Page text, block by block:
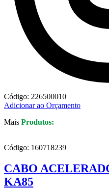
Código: 226500010
Adicionar ao Orçamento
Mais Produtos:
Código: 160718239
CABO
KA85